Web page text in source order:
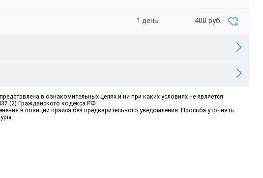
1 день 400 руб.
в ознакомительных целях и ни при каких условиях не является
(2) Гражданского кодекса РФ.
в позиции прайса без предварительного уведомления. Просьба уточнять